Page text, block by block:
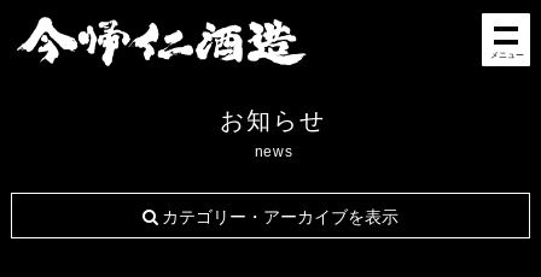
メニュー
お知らせ
news
カテゴリー・アーカイブを表示